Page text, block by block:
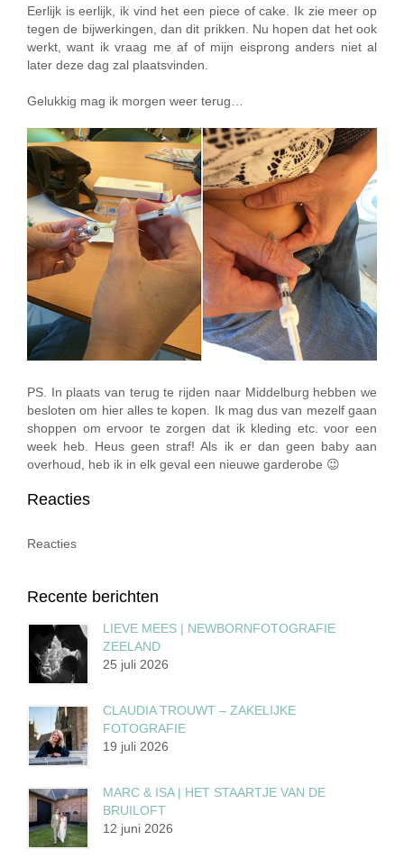
Eerlijk is eerlijk, ik vind het een piece of cake. Ik zie meer op
tegen de bijwerkingen, dan dit prikken. Nu hopen dat het ook
werkt, want ik vraag me af of mijn eisprong anders niet al
later deze dag zal plaatsvinden.
Gelukkig mag ik morgen weer terug…
PS. In plaats van terug te rijden naar Middelburg hebben we
besloten om hier alles te kopen. Ik mag dus van mezelf gaan
shoppen om ervoor te zorgen dat ik kleding etc. voor een
week heb. Heus geen straf! Als ik er dan geen baby aan
overhoud, heb ik in elk geval een nieuwe garderobe 😉
Reacties
Reacties
Recente berichten
LIEVE MEES | NEWBORNFOTOGRAFIE
ZEELAND
25 juli 2026
CLAUDIA TROUWT – ZAKELIJKE
FOTOGRAFIE
19 juli 2026
MARC & ISA | HET STAARTJE VAN DE
BRUILOFT
12 juni 2026